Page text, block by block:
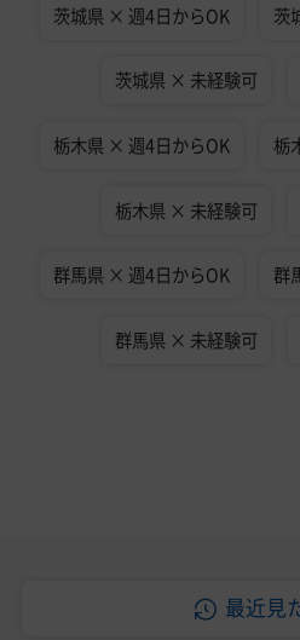
茨城県 × 週4日からOK 茨
茨城県 × 未経験可
栃木県 × 週4日からOK 栃
栃木県 × 未経験可
群馬県 × 週4日からOK 群
群馬県 × 未経験可
最近見